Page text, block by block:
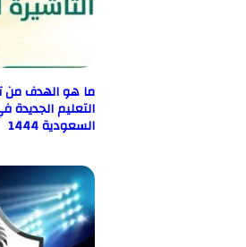
ما هو الهدف من تأشيرات
التعليم الجديدة في
السعودية 1444